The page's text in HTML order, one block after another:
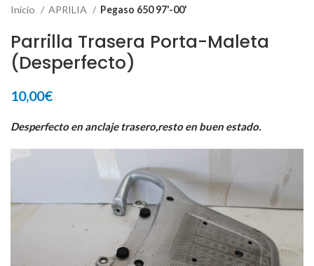
Inicio APRILIA Pegaso 650 97'-00'
Parrilla Trasera Porta-Maleta
(Desperfecto)
10,00€
Desperfecto en anclaje trasero,resto en buen estado.